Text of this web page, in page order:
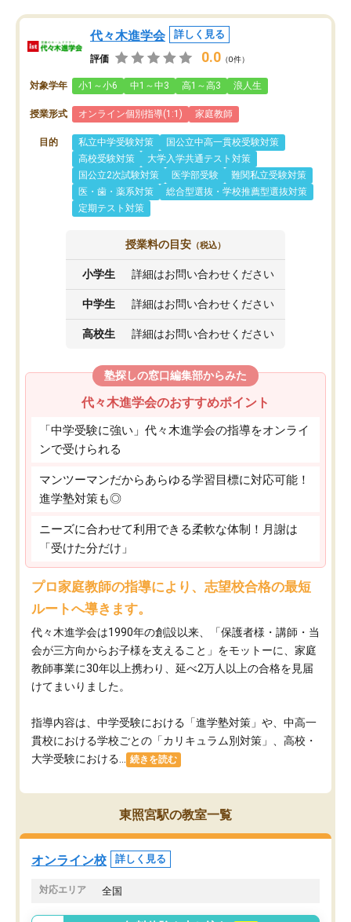
代々木進学会 詳しく見る
評価 0.0 （0件）
対象学年 小1～小6 中1～中3 高1～高3 浪人生
授業形式 オンライン個別指導(1:1) 家庭教師
目的 私立中学受験対策
国公立中高一貫校受験対策
高校受験対策
大学入学共通テスト対策
国公立2次試験対策
医学部受験
難関私立受験対策
医・歯・薬系対策
総合型選抜・学校推薦型選抜対策
定期テスト対策
授業料の目安 （税込）
小学生 詳細はお問い合わせください
中学生 詳細はお問い合わせください
高校生 詳細はお問い合わせください
塾探しの窓口編集部からみた
代々木進学会のおすすめポイント
「中学受験に強い」代々木進学会の指導をオンライ
ンで受けられる
マンツーマンだからあらゆる学習目標に対応可能！
進学塾対策も◎
ニーズに合わせて利用できる柔軟な体制！月謝は
「受けた分だけ」
プロ家庭教師の指導により、志望校合格の最短
ルートへ導きます。
代々木進学会は1990年の創設以来、「保護者様・講師・当
会が三方向からお子様を支えること」をモットーに、家庭
教師事業に30年以上携わり、延べ2万人以上の合格を見届
けてまいりました。
指導内容は、中学受験における「進学塾対策」や、中高一
貫校における学校ごとの「カリキュラム別対策」、高校・
大学受験における...
続きを読む
東照宮駅の教室一覧
オンライン校 詳しく見る
対応エリア 全国